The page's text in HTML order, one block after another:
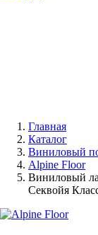
Главная
Каталог
Виниловый
Alpine Floor
Виниловый
Секвойя